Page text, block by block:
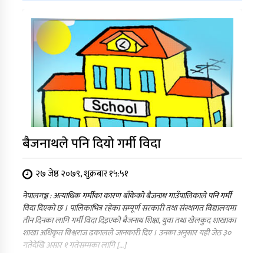
बैजनाथले पनि दियो गर्मी विदा
२७ जेष्ठ २०७९, शुक्रबार १५:५१
नेपालगञ्ज : अत्याधिक गर्मीका कारण बाँकेको बैजनाथ गाउँपालिकाले पनि गर्मी
विदा दिएको छ । पालिकाभित्र रहेका सम्पूर्ण सरकारी तथा संस्थागत विद्यालयमा
तीन दिनका लागि गर्मी विदा दिइएको बैजनाथ शिक्षा, युवा तथा खेलकुद शाखाका
शाखा अधिकृत विश्वराज ढकालले जानकारी दिए । उनका अनुसार यही जेठ ३०
गतेदेखि असार १ गतेसम्मका लागि […]